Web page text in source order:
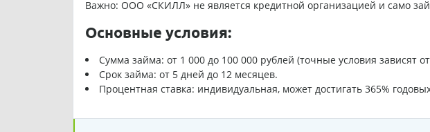
Важно: ООО «СКИЛЛ» не является кредитной организацией и само
Основные условия:
Сумма займа: от 1 000 до 100 000 рублей (точные условия зависят
Срок займа: от 5 дней до 12 месяцев.
Процентная ставка: индивидуальная, может достигать 365%